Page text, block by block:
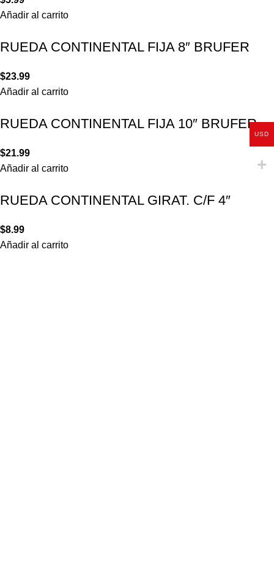
Añadir al carrito
RUEDA CONTINENTAL FIJA 8″ BRUFER
$23.99
Añadir al carrito
RUEDA CONTINENTAL FIJA 10″ BRUFER
$21.99
Añadir al carrito
RUEDA CONTINENTAL GIRAT. C/F 4″
$8.99
Añadir al carrito
USD